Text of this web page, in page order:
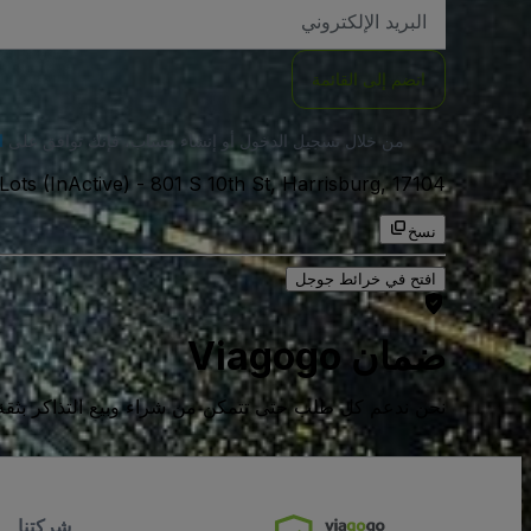
الاكتروني
انضم إلى القائمة
من خلال تسجيل الدخول أو إنشاء حساب، فإنك توافق على
(InActive) - 801 S 10th St, Harrisburg, 17104, الولايات المتحدة الامريكية
نسخ
افتح في خرائط جوجل
ضمان Viagogo
نحن ندعم كل طلب حتى تتمكن من شراء وبيع التذاكر بثقة
شركتنا